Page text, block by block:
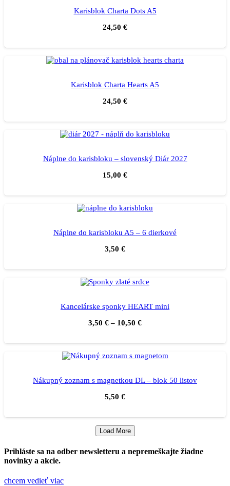
Karisblok Charta Dots A5
24,50 €
Karisblok Charta Hearts A5
24,50 €
Náplne do karisbloku – slovenský Diár 2027
15,00 €
Náplne do karisbloku A5 – 6 dierkové
3,50 €
Kancelárske sponky HEART mini
3,50 €– 10,50 €
Nákupný zoznam s magnetkou DL – blok 50 listov
5,50 €
Load More
Prihláste sa na odber newsletteru a nepremeškajte žiadne
novinky a akcie.
chcem vedieť viac